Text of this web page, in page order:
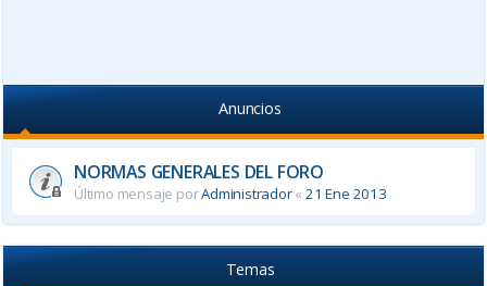
Anuncios
NORMAS GENERALES DEL FORO
Último mensaje porAdministrador«21 Ene 2013
Temas